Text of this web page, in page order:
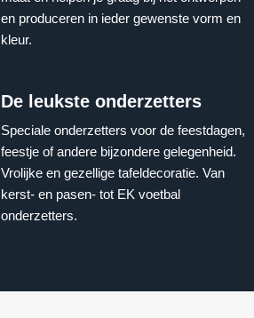
en produceren in ieder gewenste vorm en
kleur.
De leukste onderzetters
Speciale onderzetters voor de feestdagen,
feestje of andere bijzondere gelegenheid.
Vrolijke en gezellige tafeldecoratie. Van
kerst- en pasen- tot EK voetbal
onderzetters.